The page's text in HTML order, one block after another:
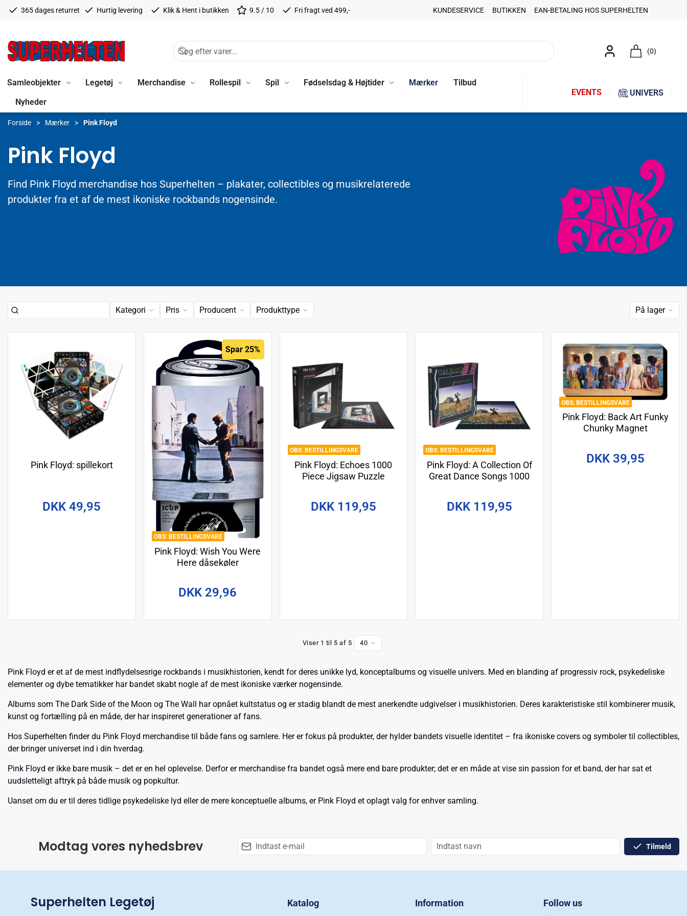
365 dages returret Hurtig levering Klik & Hent i butikken 9.5 / 10 Fri fragt ved 499,- KUNDESERVICE BUTIKKEN EAN-BETALING HOS SUPERHELTEN
(0)
Samleobjekter Legetøj Merchandise Rollespil Spil Fødselsdag & Højtider Mærker
Tilbud
Nyheder
EVENTS UNIVERS
Forside Mærker Pink Floyd
Pink Floyd
Find Pink Floyd merchandise hos Superhelten – plakater, collectibles og musikrelaterede
produkter fra et af de mest ikoniske rockbands nogensinde.
Kategori Pris Producent Produkttype På lager
Pink Floyd: spillekort
DKK 49,95
BESTILLINGSVARE
Spar 25%
Pink Floyd: Wish You Were
Here dåsekøler
DKK 29,96
BESTILLINGSVARE
Pink Floyd: Echoes 1000
Piece Jigsaw Puzzle
DKK 119,95
BESTILLINGSVARE
Pink Floyd: A Collection Of
Great Dance Songs 1000
DKK 119,95
BESTILLINGSVARE
Pink Floyd: Back Art Funky
Chunky Magnet
DKK 39,95
Viser 1 til 5 af 5 40
Pink Floyd er et af de mest indflydelsesrige rockbands i musikhistorien, kendt for deres unikke lyd, konceptalbums og visuelle univers. Med en blanding af progressiv rock, psykedeliske
elementer og dybe tematikker har bandet skabt nogle af de mest ikoniske værker nogensinde.
Albums som The Dark Side of the Moon og The Wall har opnået kultstatus og er stadig blandt de mest anerkendte udgivelser i musikhistorien. Deres karakteristiske stil kombinerer musik,
kunst og fortælling på en måde, der har inspireret generationer af fans.
Hos Superhelten finder du Pink Floyd merchandise til både fans og samlere. Her er fokus på produkter, der hylder bandets visuelle identitet – fra ikoniske covers og symboler til collectibles,
der bringer universet ind i din hverdag.
Pink Floyd er ikke bare musik – det er en hel oplevelse. Derfor er merchandise fra bandet også mere end bare produkter; det er en måde at vise sin passion for et band, der har sat et
uudsletteligt aftryk på både musik og popkultur.
Uanset om du er til deres tidlige psykedeliske lyd eller de mere konceptuelle albums, er Pink Floyd et oplagt valg for enhver samling.
Modtag vores nyhedsbrev Tilmeld
Superhelten Legetøj Katalog Information Follow us